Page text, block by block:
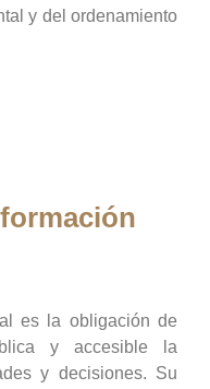
y del ordenamiento
es la obligación de
y accesible la
y decisiones. Su